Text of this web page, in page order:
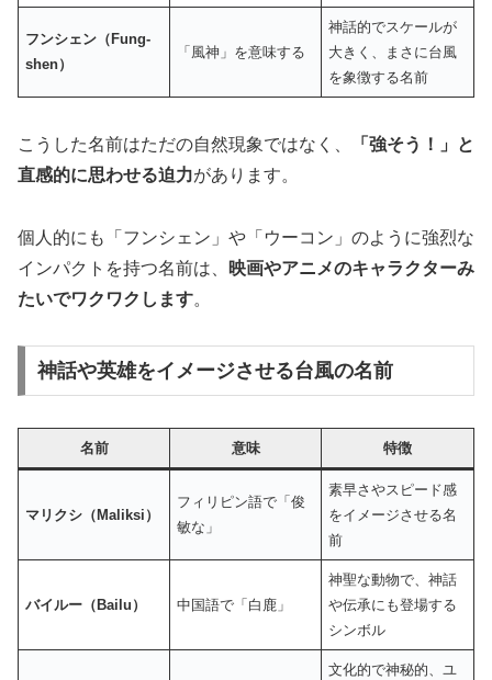
フンシェン（Fung-
shen）
「風神」を意味する
神話的でスケールが
大きく、まさに台風
を象徴する名前
こうした名前はただの自然現象ではなく、
「強そう！」と
直感的に思わせる迫力があります。
個人的にも「フンシェン」や「ウーコン」のように強烈な
インパクトを持つ名前は、
映画やアニメのキャラクターみ
たいでワクワクします。
神話や英雄をイメージさせる台風の名前
名前 意味 特徴
マリクシ（Maliksi）
フィリピン語で「俊
敏な」
素早さやスピード感
をイメージさせる名
前
バイルー（Bailu） 中国語で「白鹿」
神聖な動物で、神話
や伝承にも登場する
シンボル
文化的で神秘的、ユ